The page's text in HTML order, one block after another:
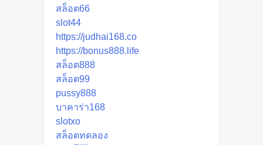
สล็อต66
slot44
https://judhai168.co
https://bonus888.life
สล็อต888
สล็อต99
pussy888
บาคาร่า168
slotxo
สล็อตทดลอง